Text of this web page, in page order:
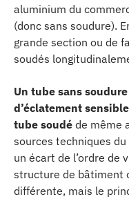
aluminium du
(donc sans soudure).
grande section ou de
soudés
Un tube sans
d’éclatement
tube soudé de même
sources techniques
un écart de l’ordre de
structure de bâtiment
différente, mais le